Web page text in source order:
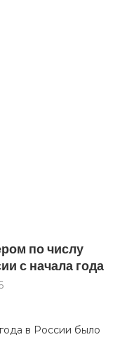
по числу
с начала года
в России было